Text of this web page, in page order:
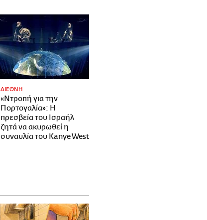
ΔΙΕΘΝΗ
«Ντροπή για την
Πορτογαλία»: Η
πρεσβεία του Ισραήλ
ζητά να ακυρωθεί η
συναυλία του Kanye West